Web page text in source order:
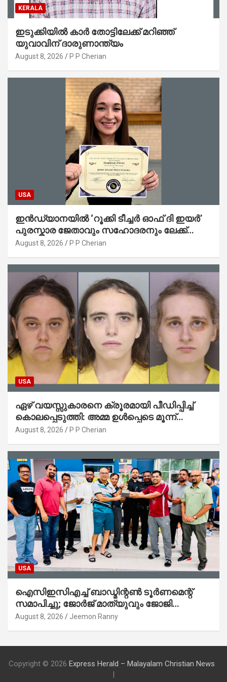
KERALA
ഇടുക്കിയിൽ കാർ തോട്ടിലേക്ക് മറിഞ്ഞ്
യുവാവിന് ദാരുണാന്ത്യം
August 8, 2026 P P Cherian
USA
ഇൻഡ്യാനയിൽ ‘റൂക്കി ടീച്ചർ ഓഫ് ദി ഇയർ’
പുരസ്കാര ജേതാവും സഹോദരനും ലേക്ക്
മിഷിഗണിൽ മുങ്ങിമരിച്ചു
August 8, 2026 P P Cherian
USA
ഏഴ് വയസ്സുകാരനെ ക്രൂരമായി പീഡിപ്പിച്ച്
കൊലപ്പെടുത്തി: അമ്മ ഉൾപ്പെടെ മൂന്ന്
സ്ത്രീകൾ അറസ്റ്റിൽ
August 8, 2026 P P Cherian
USA
ഐസിഇസിഎച്ച് ബാഡ്മിന്റൺ ടൂർണമെന്റ്
സമാപിച്ചു; ജോർജ് മാത്യുവും ജോജി
ജോർജും മെൻസ് ഓപ്പൺ ജേതാക്കൾ: ജീമോൻ
August 8, 2026 Jeemon Ranny
Copyright © 2026 Express Herald – Malayalam Christian News